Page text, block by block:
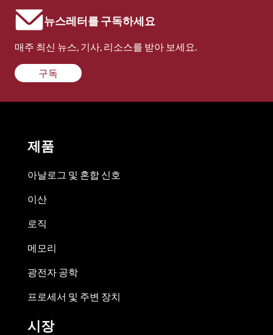
뉴스레터를 구독하세요
매주 최신 뉴스, 기사, 리소스를 받아 보세요.
구독
제품
아날로그 및 혼합 신호
이산
로직
메모리
광전자 공학
프로세서 및 주변 장치
시장